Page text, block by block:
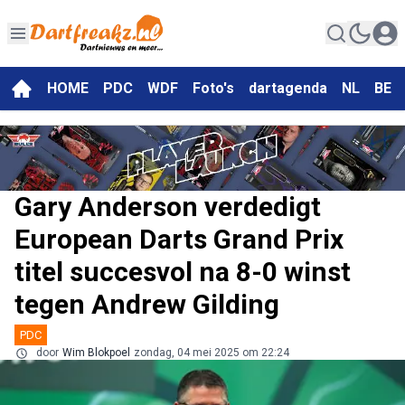
HOME PDC WDF Foto's dartagenda NL BE
Gary Anderson verdedigt
European Darts Grand Prix
titel succesvol na 8-0 winst
tegen Andrew Gilding
PDC
door Wim Blokpoel zondag, 04 mei 2025 om 22:24